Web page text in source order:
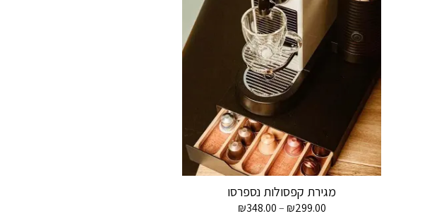
מגירת קפסולות נספרסו
₪299.00
–
₪348.00